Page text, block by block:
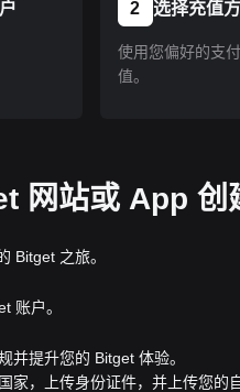
2 选择充值
使用您偏好的支
值。
网站或 App 创
Bitget 之旅。
账户。
并提升您的 Bitget 体验。
家，上传身份证件，并上传您的